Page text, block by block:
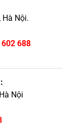
Hà Nội.
688
Nội